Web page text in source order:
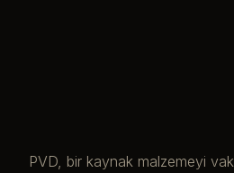
PVD, bir kaynak malzemeyi